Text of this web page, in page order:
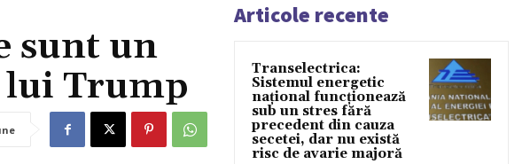
sunt un
lui Trump
Articole recente
Transelectrica:
Sistemul energetic
național funcționează
sub un stres fără
precedent din cauza
secetei, dar nu există
risc de avarie majoră